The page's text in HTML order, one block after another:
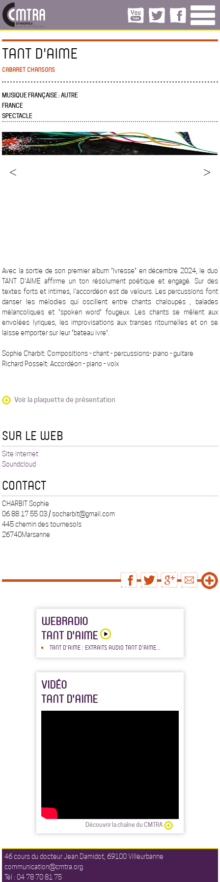
TANT D'AIME
CABARET CHANSONS
MUSIQUE FRANÇAISE : AUTRE
FRANCE
SPECTACLE
< >
Avec la sortie de son premier album "Ivresse" en décembre 2024, le duo
TANT D'AIME affirme un ton résolument poétique et engagé. Sur des
textes forts et intimes, l'accordéon est de velours. Les percussions font
danser les mélodies qui oscillent entre chants chaloupés , balades
mélancoliques et "spoken word" fougeux. Les chants se mêlent aux
envolées lyriques, les improvisations aux transes ritournelles et on se
laisse emporter sur leur "bateau ivre".
​Sophie Charbit: Compositions - chant - percussions- piano - guitare
Richard Posselt: Accordéon - piano - voix
Voir la plaquette de présentation
SUR LE WEB
Site internet
Soundcloud
CONTACT
CHARBIT Sophie
06 88 17 55 03 / socharbit@gmail.com
445 chemin des tournesols
26740Marsanne
WEBRADIO
TANT D'AIME
TANT D'AIME : EXTRAITS AUDIO TANT D'AIME...
VIDÉO
TANT D'AIME
Découvrir la chaîne du CMTRA
46 cours du docteur Jean Damidot, 69100 Villeurbanne
communication@cmtra.org
Tél : 04 78 70 81 75